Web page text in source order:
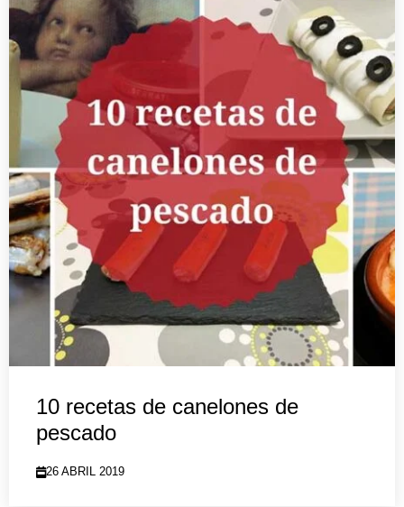
10 recetas de canelones de
pescado
26 ABRIL 2019